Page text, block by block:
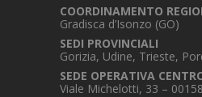
COORDINAMENTO
Gradisca d’Isonzo (GO)
SEDI PROVINCIALI
Gorizia, Udine, Trieste,
SEDE OPERATIVA
Viale Michelotti, 33 –